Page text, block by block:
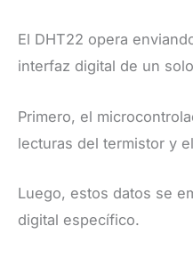
El DHT22 opera
interfaz digital de un
Primero, el
lecturas del termistor y
Luego, estos datos se
digital específico.